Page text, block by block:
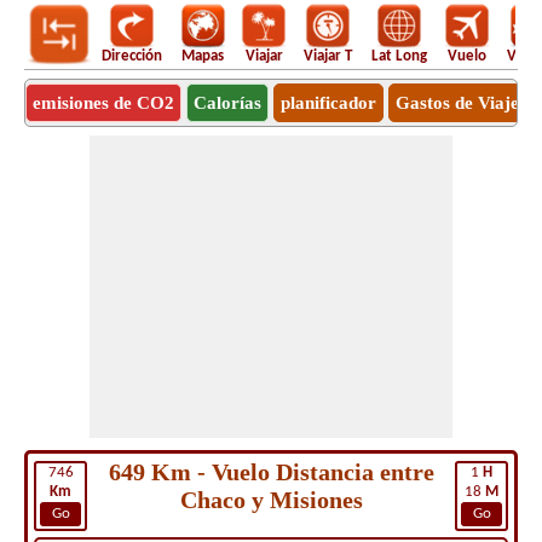
Dirección Mapas Viajar Viajar T Lat Long Vuelo
emisiones de CO2 Calorías planificador Gastos de Viaje
746
Km
Go
1 H
18 M
Go
649 Km - Vuelo Distancia entre
Chaco y Misiones